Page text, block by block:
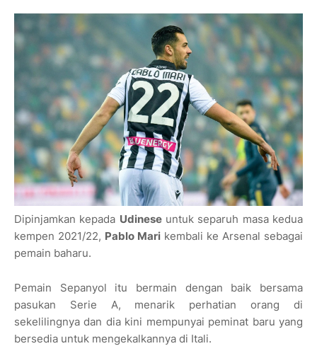
Dipinjamkan kepada Udineseuntuk separuh masa kedua
kempen 2021/22, Pablo Mari kembali ke Arsenal sebagai
pemain baharu.
Pemain Sepanyol itu bermain dengan baik bersama
pasukan Serie A, menarik perhatian orang di
sekelilingnya dan dia kini mempunyai peminat baru yang
bersedia untuk mengekalkannya di Itali.